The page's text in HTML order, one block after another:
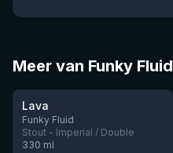
Meer van Funky Fluid
★3.97
Lava
Funky Fluid
Stout - Imperial / Double
330 ml